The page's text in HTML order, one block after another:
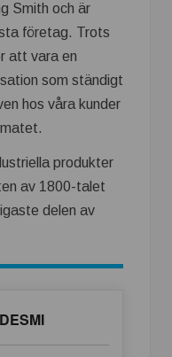
Smith och är
företag. Trots
att vara en
som ständigt
hos våra kunder
produkter
av 1800-talet
delen av